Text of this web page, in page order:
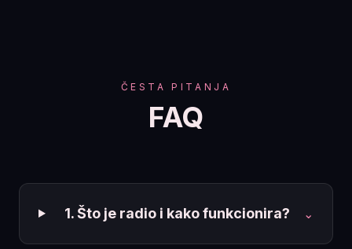
ČESTA PITANJA
FAQ
1. Što je radio i kako funkcionira? ⌄